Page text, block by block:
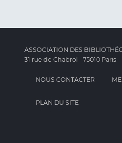
ASSOCIATION DES
31 rue de Chabrol - 75010 Paris
NOUS CONTACTER
PLAN DU SITE